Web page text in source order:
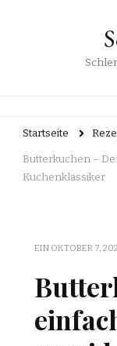
Startseite
Butterkuchen –
Kuchenklassiker
EIN OKTOBER 7,